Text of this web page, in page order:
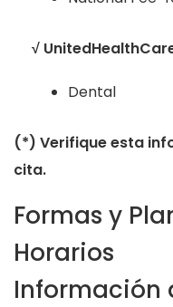
√
Dental
(*) Verifique esta
cita.
Formas y
Horarios
Información